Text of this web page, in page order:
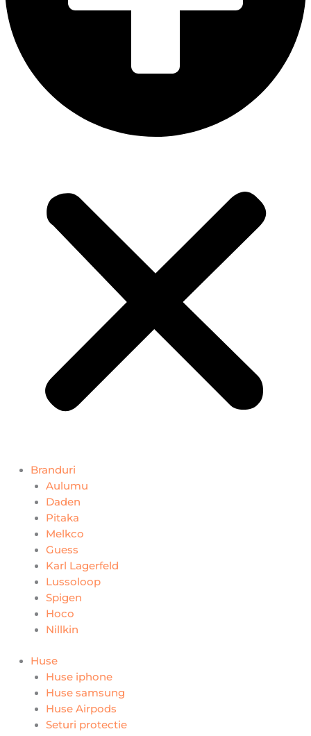
Branduri
Aulumu
Daden
Pitaka
Melkco
Guess
Karl Lagerfeld
Lussoloop
Spigen
Hoco
Nillkin
Huse
Huse iphone
Huse samsung
Huse Airpods
Seturi protectie